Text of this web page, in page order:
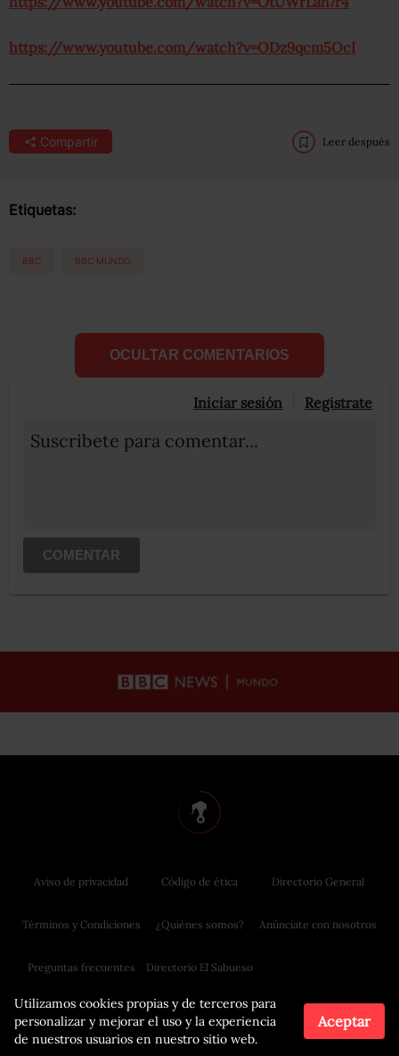
https://www.youtube.com/watch?v=ODz9qcm5OcI
Compartir Leer después
Etiquetas:
BBC BBC MUNDO
OCULTAR COMENTARIOS
Iniciar sesión Registrate
Suscribete para comentar...
COMENTAR
Utilizamos cookies propias y de terceros para
personalizar y mejorar el uso y la experiencia
de nuestros usuarios en nuestro sitio web.
Aceptar
Aviso de privacidad
Términos y Condiciones
Preguntas frecuentes
Código de ética
¿Quiénes somos?
Directorio El Sabueso
Directorio General
Anúnciate con nosotros